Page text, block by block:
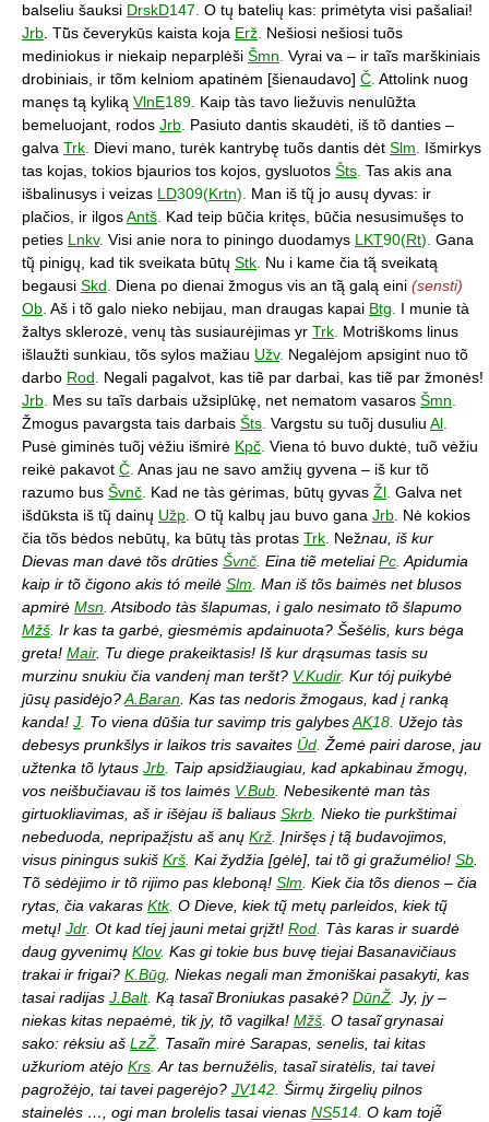
balseliu šauksi DrskD147. O tų batelių kas: primėtyta visi pašaliai!
Jrb . Tū̃s čeverykūs kaista koja Erž Nešiosi nešiosi tuõs
mediniokus ir niekaip neparplėši Šmn Vyrai va – ir taĩs marškiniais
drobiniais, ir tõm kelniom apatinėm [šienaudavo] Č Attolink nuog
manęs tą kyliką VlnE189. Kaip tàs tavo liežuvis nenulūžta
bemeluojant, rodos Jrb Pasiuto dantis skaudėti, iš tõ danties –
galva Trk Dievi mano, turėk kantrybę tuõs dantis dėt Slm
Išmirkys
tas kojas, tokios bjaurios tos kojos, gysluotos Šts Tas akis ana
išbalinusys i veizas LD309(Krtn).
Man iš tų̃ jo ausų dyvas: ir
plačios, ir ilgosAntš Kad teip būčia kritęs, būčia nesusimušęs to
peties Lnkv. Visi anie nora to piningo duodamys LKT90(Rt). Gana
tų̃ pinigų, kad tik sveikata būtų Stk Nu i kame čia tą̃ sveikatą
begausi Skd Diena po dienai žmogus vis an tą̃ galą eini (sensti)
Ob Aš i tõ galo nieko nebijau, man draugas kapai Btg
I munie tà
žaltys sklerozė, venų tàs susiaurėjimas yr Trk Motriškoms linus
išlaužti sunkiau, tõs sylos mažiau Užv. Negalėjom apsigint nuo tõ
darbo Rod
Negali pagalvot, kas tiẽ par darbai, kas tiẽ par žmonės!
Jrb Mes su taĩs darbais užsiplūkę, net nematom vasaros Šmn
Žmogus pavargsta tais darbais Šts Vargstu su tuõj dusuliu Al
Pusė giminės tuõj vėžiu išmirė Kpč Viena tó buvo duktė, tuõ vėžiu
reikė pakavot Č Anas jau ne savo amžių gyvena – iš kur tõ
razumo bus Švnč Kad ne tàs gėrimas, būtų gyvas Žl Galva net
išdūksta iš tų̃ dainų Užp O tų̃ kalbų jau buvo gana Jrb Nė kokios
čia tõs bėdos nebūtų, ka būtų tàs protas Trk Nežnau, iš kur
Dievas man davė tõs drūties Švnč Eina tiẽ meteliaiPc Apidumia
kaip ir tõ čigono akis tó meilė Slm Man iš tõs baimės net blusos
apmirė Msn Atsibodo tàs šlapumas, i galo nesimato tõ šlapumo
Mžš Ir kas ta garbė, giesmėmis apdainuota? Šešėlis, kurs bėga
greta! Mair. Tu diege prakeiktasis! Iš kur drąsumas tasis su
murzinu snukiu čia vandenį man teršt? V.Kudir. Kur tój puikybė
jūsų pasidėjo?A.Baran . Kas tas nedoris žmogaus, kad į ranką
kanda! J To viena dūšia tur savimp tris galybesAK18. Užejo tàs
debesys prunkšlys ir laikos tris savaites Ūd Žemė pairi darose, jau
užtenka tõ lytaus Jrb Taip apsidžiaugiau, kad apkabinau žmogų,
vos neišbučiavau iš tos laimės V.Bub Nebesikentė man tàs
girtuokliavimas, aš ir išėjau iš baliaus Skrb Nieko tie purkštimai
nebeduoda, nepripažįstu aš anų Krž Įniršęs į tą̃ budavojimos,
visus piningus sukiš Krš Kai žydžia [gėlė], tai tõ gi gražumėlio! Sb
Tõ sėdėjimo ir tõ rijimo pas kleboną! Slm Kiek čia tõs dienos – čia
rytas, čia vakaras Ktk. O Dieve, kiek tų̃ metų parleidos, kiek tų̃
metų! Jdr. Ot kad tíej jauni metai grįžt! Rod Tàs karas ir suardė
daug gyvenimų Klov. Kas gi tokie bus buvę tiejai Basanavičiaus
trakai ir frigai? K.Būg . Niekas negali man žmoniškai pasakyti, kas
tasai radijas J.Balt. Ką tasaĩ Broniukas pasakė? DūnŽ Jy, jy –
niekas kitas nepaėmė, tik jy, tõ vagilka! Mžš O tasaĩ grynasai
sako: rėksiu aš LzŽ Tasaĩn mirė Sarapas, senelis, tai kitas
užkuriom atėjo Krs Ar tas bernužėlis, tasaĩ siratėlis, tai tavei
pagrožėjo, tai tavei pagerėjo? JV142. Širmų žirgelių pilnos
stainelės …, ogi man brolelis tasai vienas NS514. O kam tojė̃